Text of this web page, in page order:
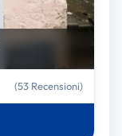
(53 Recensioni)